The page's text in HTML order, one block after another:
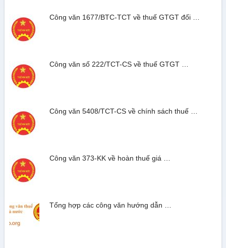
Công văn 1677/BTC-TCT về thuế GTGT đối …
Công văn số 222/TCT-CS về thuế GTGT …
Công văn 5408/TCT-CS về chính sách thuế …
Công văn 373-KK về hoàn thuế giá …
Tổng hợp các công văn hướng dẫn …